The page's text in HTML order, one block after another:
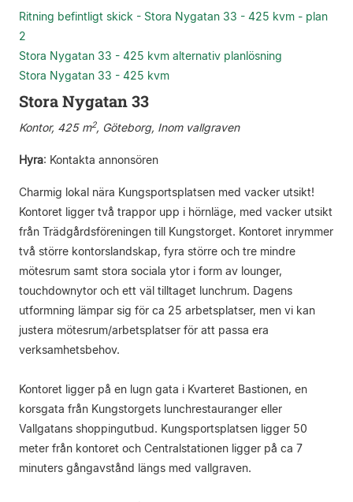
Ritning befintligt skick - Stora Nygatan 33 - 425 kvm - plan
2
Stora Nygatan 33 - 425 kvm alternativ planlösning
Stora Nygatan 33 - 425 kvm
Stora Nygatan 33
Kontor, 425 m2, Göteborg, Inom vallgraven
Hyra: Kontakta annonsören
Charmig lokal nära Kungsportsplatsen med vacker utsikt!
Kontoret ligger två trappor upp i hörnläge, med vacker utsikt
från Trädgårdsföreningen till Kungstorget. Kontoret inrymmer
två större kontorslandskap, fyra större och tre mindre
mötesrum samt stora sociala ytor i form av lounger,
touchdownytor och ett väl tilltaget lunchrum. Dagens
utformning lämpar sig för ca 25 arbetsplatser, men vi kan
justera mötesrum/arbetsplatser för att passa era
verksamhetsbehov.
Kontoret ligger på en lugn gata i Kvarteret Bastionen, en
korsgata från Kungstorgets lunchrestauranger eller
Vallgatans shoppingutbud. Kungsportsplatsen ligger 50
meter från kontoret och Centralstationen ligger på ca 7
minuters gångavstånd längs med vallgraven.